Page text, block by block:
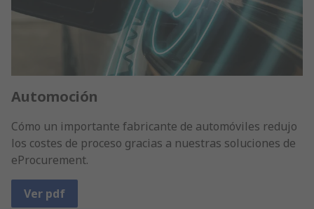
Automoción
Cómo un importante fabricante de automóviles redujo
los costes de proceso gracias a nuestras soluciones de
eProcurement.
Ver pdf